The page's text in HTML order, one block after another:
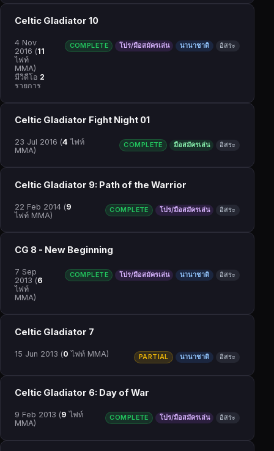
4 Nov
2016 (11
ไฟท์
MMA)
มีวิดีโอ 2
รายการ
Celtic Gladiator 10
COMPLETE โปร/มือสมัครเล่น นานาชาติ อิสระ
23 Jul 2016 (4 ไฟท์
MMA)
Celtic Gladiator Fight Night 01
COMPLETE มือสมัครเล่น อิสระ
22 Feb 2014 (9
ไฟท์ MMA)
Celtic Gladiator 9: Path of the Warrior
COMPLETE โปร/มือสมัครเล่น อิสระ
7 Sep
2013 (6
ไฟท์
MMA)
CG 8 - New Beginning
COMPLETE โปร/มือสมัครเล่น นานาชาติ อิสระ
15 Jun 2013 (0 ไฟท์ MMA)
Celtic Gladiator 7
PARTIAL นานาชาติ อิสระ
9 Feb 2013 (9 ไฟท์
MMA)
Celtic Gladiator 6: Day of War
COMPLETE โปร/มือสมัครเล่น อิสระ